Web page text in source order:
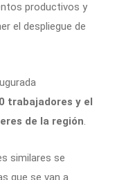
productivos y
el despliegue de
trabajadores y el
de la región.
similares se
que se van a